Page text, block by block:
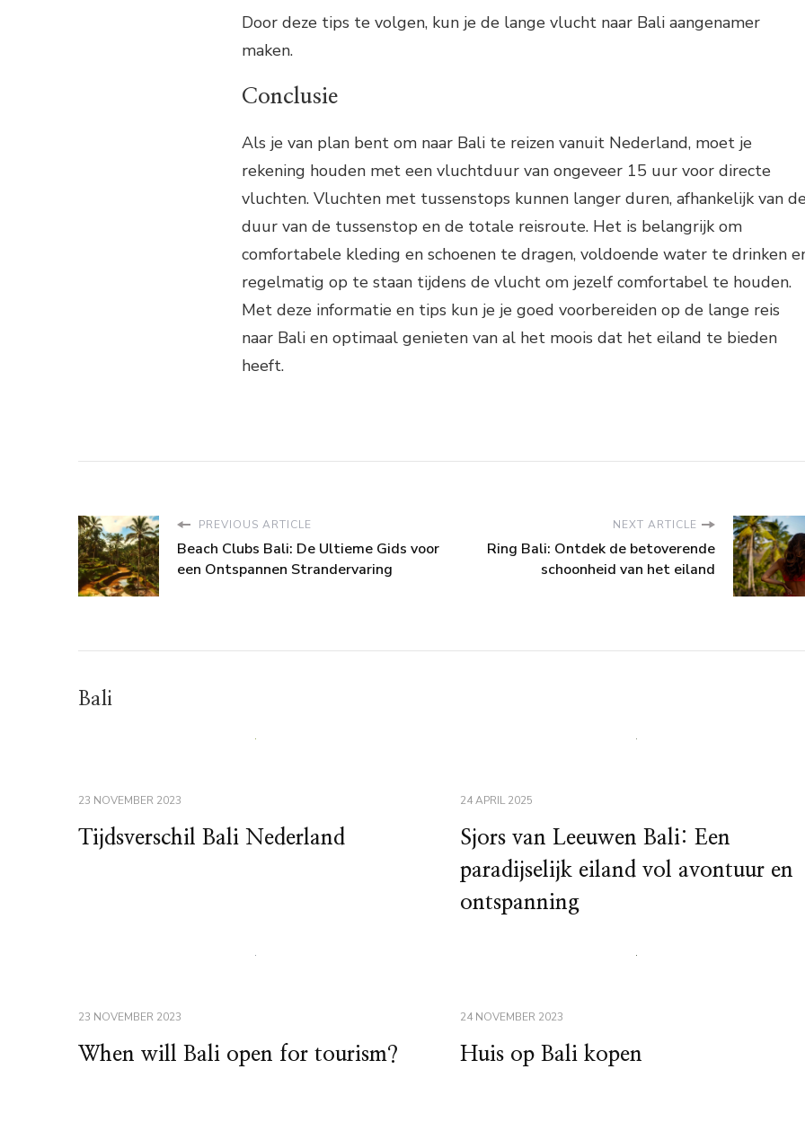
Door deze tips te volgen, kun je de lange vlucht naar Bali aangenamer
maken.
Conclusie
Als je van plan bent om naar Bali te reizen vanuit Nederland, moet je
rekening houden met een vluchtduur van ongeveer 15 uur voor directe
vluchten. Vluchten met tussenstops kunnen langer duren, afhankelijk van
duur van de tussenstop en de totale reisroute. Het is belangrijk om
comfortabele kleding en schoenen te dragen, voldoende water te drinken
regelmatig op te staan tijdens de vlucht om jezelf comfortabel te houden.
Met deze informatie en tips kun je je goed voorbereiden op de lange reis
naar Bali en optimaal genieten van al het moois dat het eiland te bieden
heeft.
PREVIOUS ARTICLE
Beach Clubs Bali: De Ultieme Gids voor
een Ontspannen Strandervaring
NEXT ARTICLE
Ring Bali: Ontdek de betoverende
schoonheid van het eiland
Bali
23 NOVEMBER 2023
Tijdsverschil Bali Nederland
24 APRIL 2025
Sjors van Leeuwen Bali: Een
paradijselijk eiland vol avontuur en
ontspanning
23 NOVEMBER 2023
When will Bali open for tourism?
24 NOVEMBER 2023
Huis op Bali kopen